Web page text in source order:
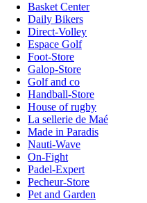
Basket Center
Daily Bikers
Direct-Volley
Espace Golf
Foot-Store
Galop-Store
Golf and co
Handball-Store
House of rugby
La sellerie de Maé
Made in Paradis
Nauti-Wave
On-Fight
Padel-Expert
Pecheur-Store
Pet and Garden